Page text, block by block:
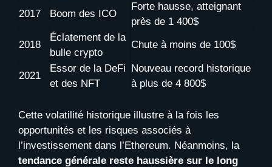
2017 Boom des ICO
Forte hausse, atteignant
près de 1 400$
2018
Éclatement de la
bulle crypto
Chute à moins de 100$
2021
Essor de la DeFi
et des NFT
Nouveau record historique
à plus de 4 800$
Cette volatilité historique illustre à la fois les
opportunités et les risques associés à
l’investissement dans l’Ethereum. Néanmoins, la
tendance générale reste haussière sur le long